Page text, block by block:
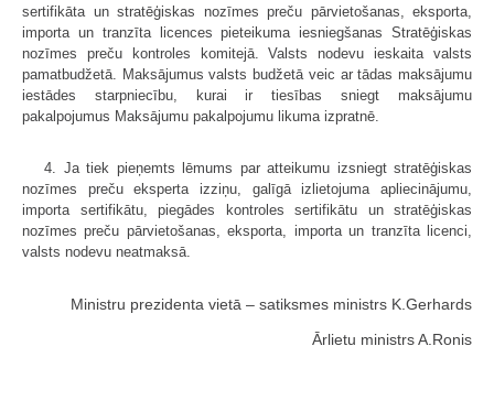
sertifikāta un stratēģiskas nozīmes preču pārvietošanas, eksporta,
importa un tranzīta licences pieteikuma iesniegšanas Stratēģiskas
nozīmes preču kontroles komitejā. Valsts nodevu ieskaita valsts
pamatbudžetā. Maksājumus valsts budžetā veic ar tādas maksājumu
iestādes starpniecību, kurai ir tiesības sniegt maksājumu
pakalpojumus Maksājumu pakalpojumu likuma izpratnē.
4. Ja tiek pieņemts lēmums par atteikumu izsniegt stratēģiskas
nozīmes preču eksperta izziņu, galīgā izlietojuma apliecinājumu,
importa sertifikātu, piegādes kontroles sertifikātu un stratēģiskas
nozīmes preču pārvietošanas, eksporta, importa un tranzīta licenci,
valsts nodevu neatmaksā.
Ministru prezidenta vietā – satiksmes ministrs K.Gerhards
Ārlietu ministrs A.Ronis